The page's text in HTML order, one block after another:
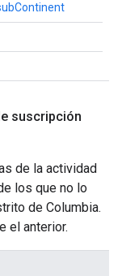
suscripción
de la actividad
los que no lo
de Columbia.
el anterior.